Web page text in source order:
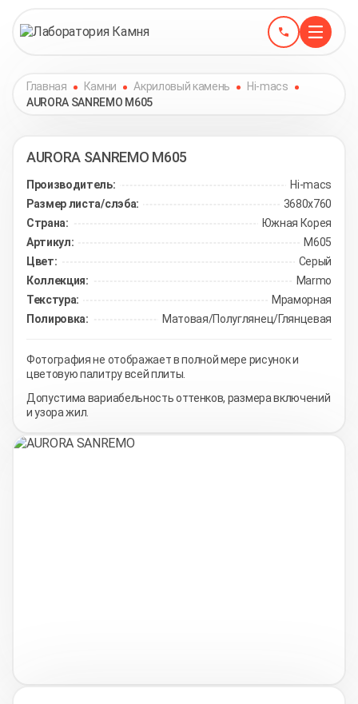
Главная Камни Акриловый камень
Hi-macs
AURORA SANREMO M605
AURORA SANREMO M605
Производитель:
Hi-macs
Размер листа/слэба:
3680х760
Страна:
Южная Корея
Артикул:
M605
Цвет:
Серый
Коллекция:
Marmo
Текстура:
Мраморная
Полировка:
Матовая/Полуглянец/Глянцевая
Фотография не отображает в полной мере рисунок и
цветовую палитру всей плиты.
Допустима вариабельность оттенков, размера включений
и узора жил.